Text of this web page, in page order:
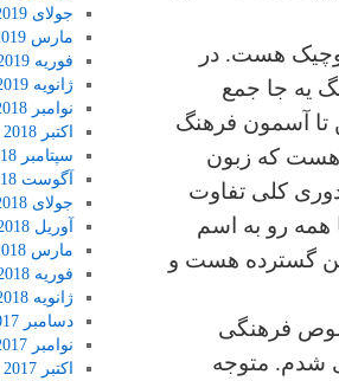
هست. در
یه جا جمع
تا آسمون فرهنگ
هست که زبون
کلی تفاوت
رو به اسم
گسترده هست و
فرهنگی
شدم. متوجه
جولای 2019
مارس 2019
فوریه 2019
ژانویه 2019
نوامبر 2018
اکتبر 2018
سپتامبر 2018
آگوست 2018
جولای 2018
آوریل 2018
مارس 2018
فوریه 2018
ژانویه 2018
دسامبر 2017
نوامبر 2017
اکتبر 2017